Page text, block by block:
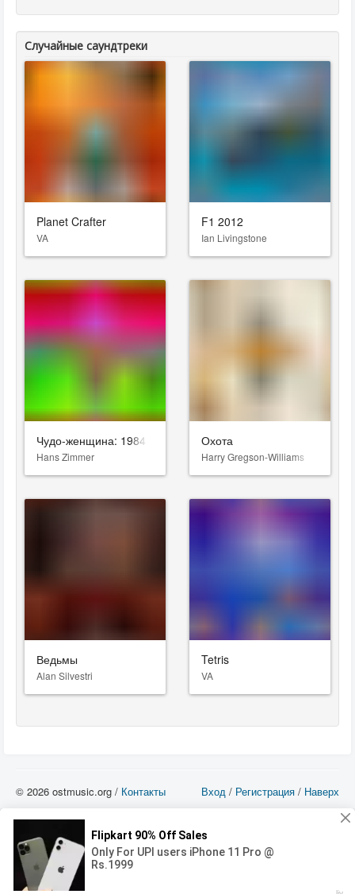
Случайные саундтреки
Planet Crafter
VA
F1 2012
Ian Livingstone
Чудо-женщина: 1984
Hans Zimmer
Охота
Harry Gregson-Williams
Ведьмы
Alan Silvestri
Tetris
VA
Вход / Регистрация / Наверх
© 2026 ostmusic.org / Контакты
можете использовать такие материалы только в том в случае, если
использование производится с ознакомительными целями - для прочих целей
вы должны приобрести лицензионную запись.